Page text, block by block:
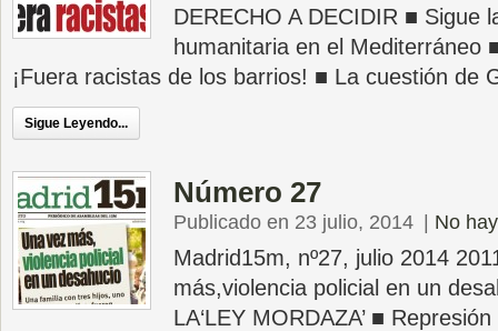
DERECHO A DECIDIR ■ Sigue
humanitaria en el Mediterráneo
¡Fuera racistas de los barrios! ■ La cuestión de
Sigue Leyendo...
Número 27
Publicado en 23 julio, 2014 No
Madrid15m, nº27, julio 2014
más,violencia policial en un
LA‘LEY MORDAZA’ ■